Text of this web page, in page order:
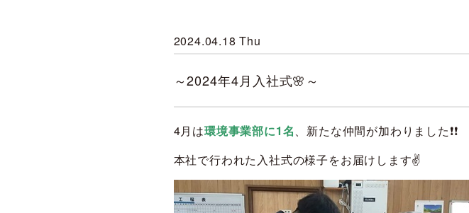
2024.04.18 Thu
～2024年4月入社式🌸～
4月は環境事業部に1名、新たな仲間が加わりました❗❗
本社で行われた入社式の様子をお届けします✌